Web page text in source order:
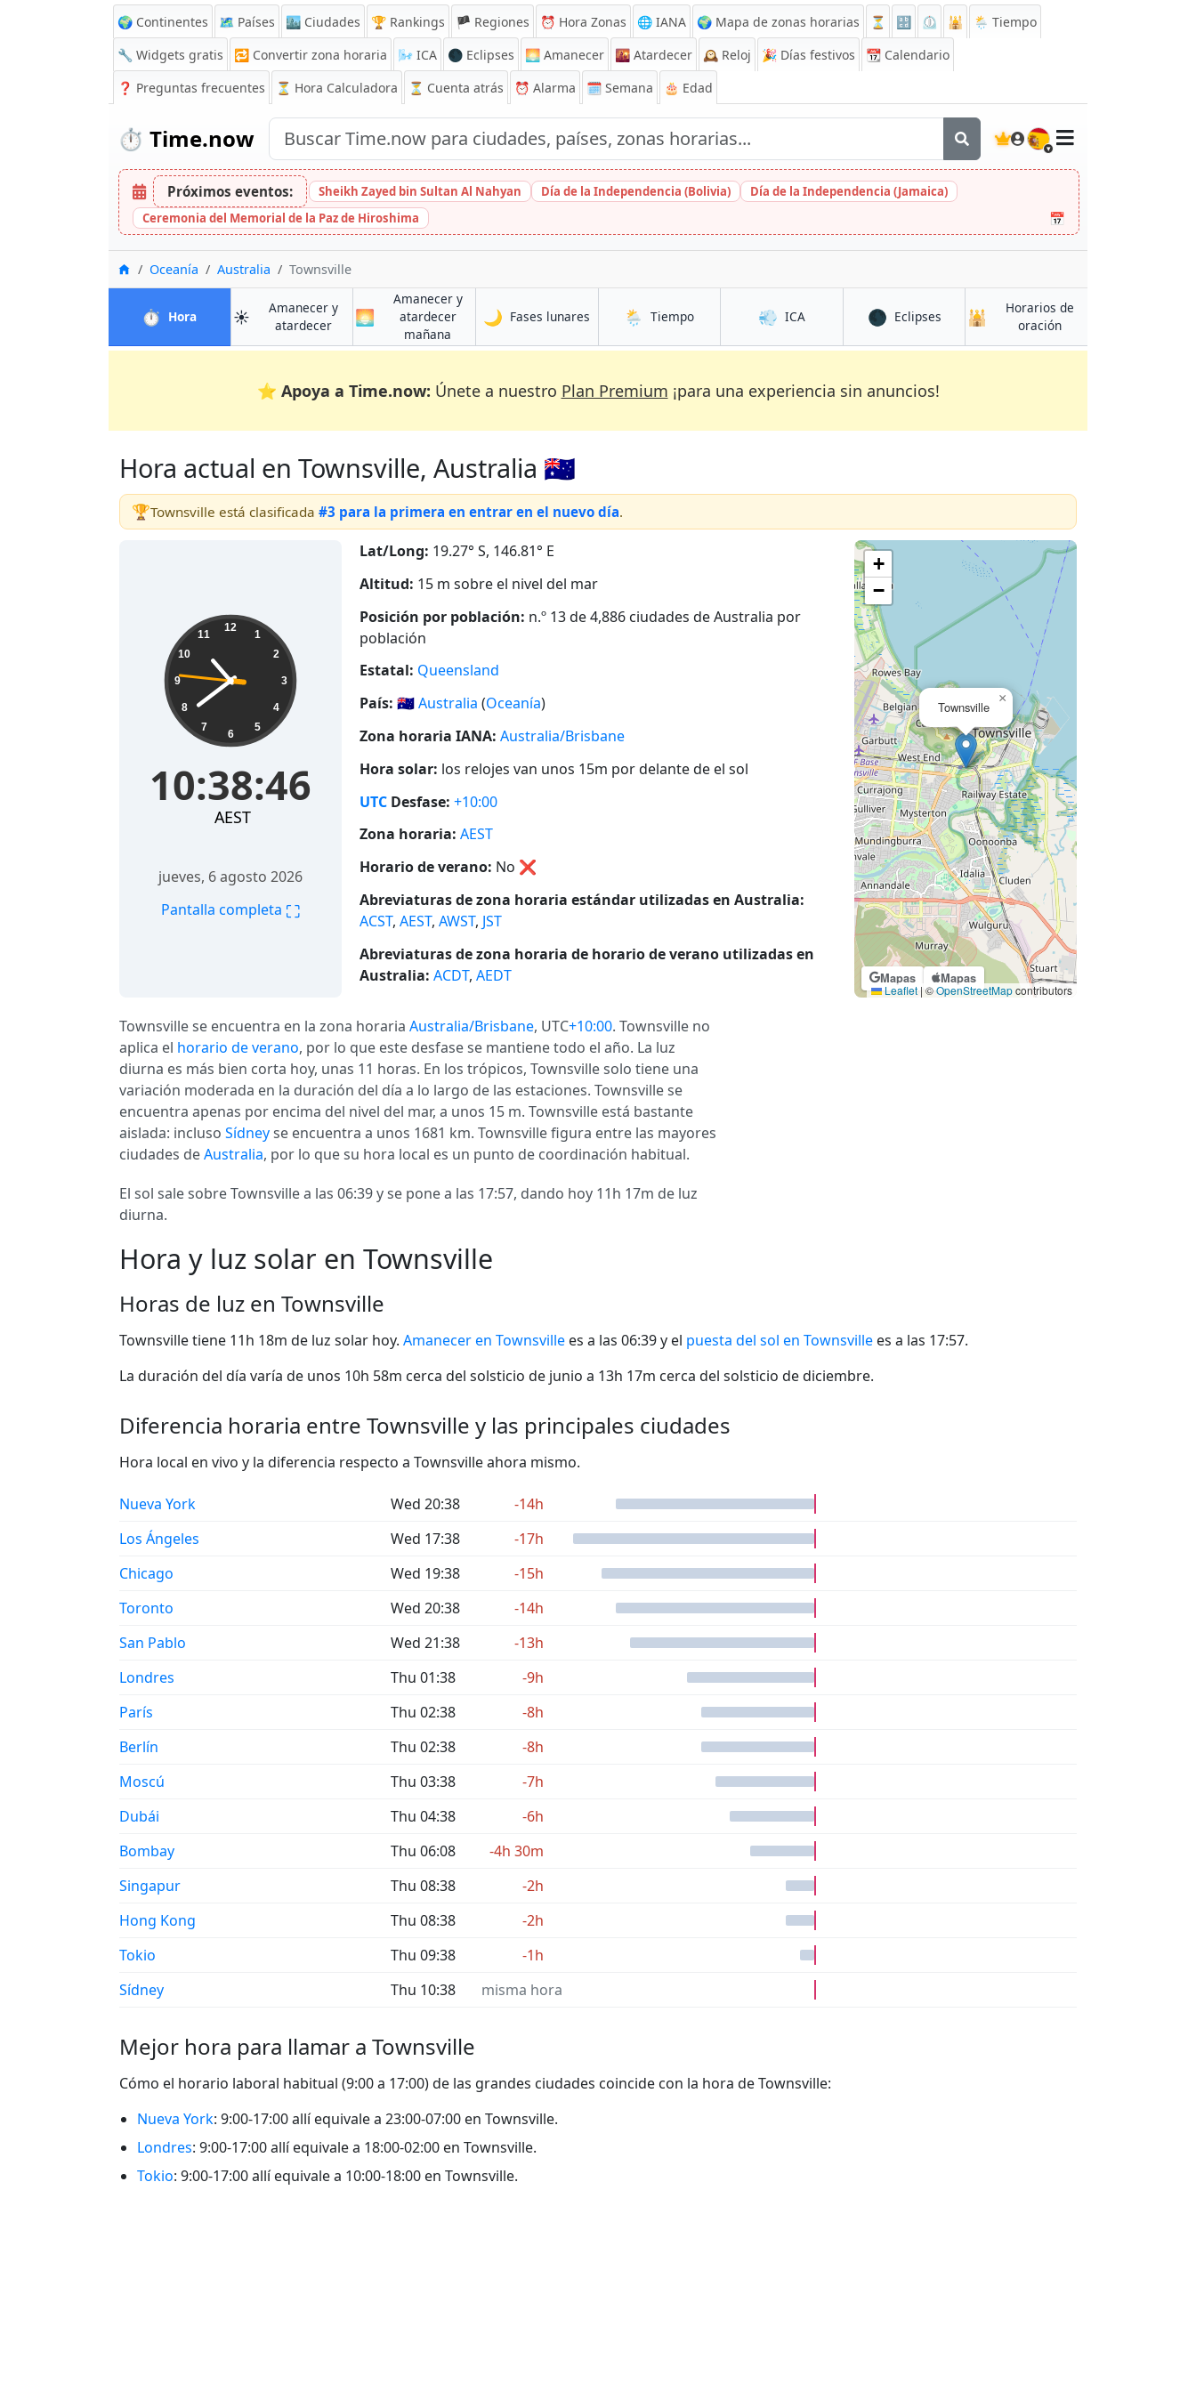
🌍 Continentes 🗺️ Países 🏙️ Ciudades 🏆 Rankings 🏴 Regiones ⏰ Hora Zonas 🌐 IANA 🌍 Mapa de zonas horarias ⏳ 🔡 ⏲️ 🕌
🌦️ Tiempo
🔧 Widgets gratis
🔁 Convertir zona horaria 🌬️ ICA 🌑 Eclipses 🌅 Amanecer 🌇 Atardecer 🕰️ Reloj 🎉 Días festivos 📆 Calendario
❓ Preguntas frecuentes ⏳ Hora Calculadora ⏳ Cuenta atrás ⏰ Alarma 🗓️ Semana 🎂 Edad
⏱️ Time.now 🇪🇸
Próximos eventos: Sheikh Zayed bin Sultan Al Nahyan Día de la Independencia (Bolivia)
Día de la Independencia (Jamaica)
Ceremonia del Memorial de la Paz de Hiroshima
📅
InicioOceanía Australia Townsville
⏱️ Horaen Townsville
☀️
Amanecer y
atardeceren Townsville
🌅
Amanecer y
atardecer
mañana
🌙 Fases lunares en Townsville
🌦️ Tiempoen Townsville
💨 ICAen Townsville
🌑 Eclipsesen Townsville
🕌
Horarios de
oraciónen Townsville
⭐ Apoya a Time.now: Únete a nuestro Plan Premium ¡para una experiencia sin anuncios!
Hora actual en Townsville, Australia 🇦🇺
🏆Townsville está clasificada #3 para la primera en entrar en el nuevo día.
10:38:47 12
1
2
3
4
5
6
7
8
9
10
11
10:38:47
AEST
jueves, 6 agosto 2026
Pantalla completa ⛶
Lat/Long: 19.27° S, 146.81° E
Altitud: 15 m sobre el nivel del mar
Posición por población: n.º 13 de 4,886 ciudades de Australia por
población
Estatal: Queensland
País: 🇦🇺Australia (Oceanía)
Zona horaria IANA: Australia/Brisbane
Hora solar: los relojes van unos 15m por delante de el sol
UTC Desfase: +10:00
Zona horaria: AEST
Horario de verano: No ❌
Abreviaturas de zona horaria estándar utilizadas en Australia:
ACST, AEST, AWST, JST
Abreviaturas de zona horaria de horario de verano utilizadas en
Australia: ACDT, AEDT Mapas Mapas
Townsville
×
+
−
Leaflet | ©OpenStreetMapcontributors
Townsville se encuentra en la zona horaria Australia/Brisbane, UTC+10:00. Townsville no
aplica el horario de verano, por lo que este desfase se mantiene todo el año. La luz
diurna es más bien corta hoy, unas 11 horas. En los trópicos, Townsville solo tiene una
variación moderada en la duración del día a lo largo de las estaciones. Townsville se
encuentra apenas por encima del nivel del mar, a unos 15 m. Townsville está bastante
aislada: incluso Sídneyse encuentra a unos 1681 km. Townsville figura entre las mayores
ciudades deAustralia, por lo que su hora local es un punto de coordinación habitual.
El sol sale sobre Townsville a las 06:39 y se pone a las 17:57, dando hoy 11h 17m de luz
diurna.
Hora y luz solar en Townsville
Horas de luz en Townsville
Townsville tiene 11h 18m de luz solar hoy. Amanecer en Townsville es a las 06:39 y el puesta del sol en Townsville es a las 17:57.
La duración del día varía de unos 10h 58m cerca del solsticio de junio a 13h 17m cerca del solsticio de diciembre.
Diferencia horaria entre Townsville y las principales ciudades
Hora local en vivo y la diferencia respecto a Townsville ahora mismo.
Nueva York Wed 20:38
-14h
Los Ángeles
Wed 17:38
-17h
Chicago
Wed 19:38
-15h
Toronto
Wed 20:38
-14h
San Pablo
Wed 21:38
-13h
Londres
Thu 01:38
-9h
París
Thu 02:38
-8h
Berlín
Thu 02:38
-8h
Moscú
Thu 03:38
-7h
Dubái
Thu 04:38
-6h
Bombay
Thu 06:08
-4h 30m
Singapur
Thu 08:38
-2h
Hong Kong
Thu 08:38
-2h
Tokio
Thu 09:38
-1h
Sídney
Thu 10:38 misma hora
Mejor hora para llamar a Townsville
Cómo el horario laboral habitual (9:00 a 17:00) de las grandes ciudades coincide con la hora de Townsville:
Nueva York: 9:00-17:00 allí equivale a 23:00-07:00 en Townsville.
Londres: 9:00-17:00 allí equivale a 18:00-02:00 en Townsville.
Tokio: 9:00-17:00 allí equivale a 10:00-18:00 en Townsville.